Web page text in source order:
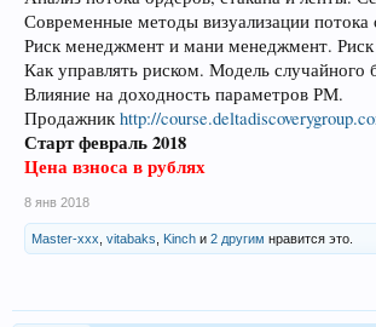
Современные методы визуализации потока
Риск менеджмент и мани менеджмент. Риск
Как управлять риском. Модель случайного
Влияние на доходность параметров РМ.
Продажникhttp://
Старт февраль 2018
Цена взноса в рублях
8 янв 2018
Master-xxx vitabaks Kinch и 2 другим нравится это.